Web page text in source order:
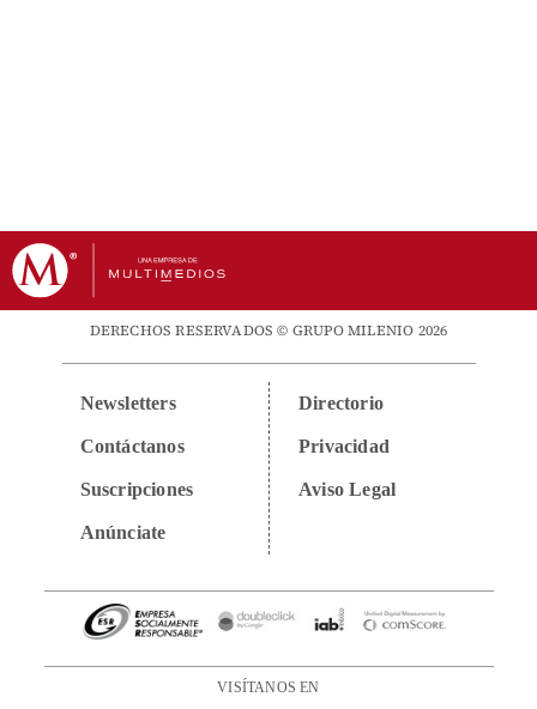
DERECHOS RESERVADOS © GRUPO MILENIO 2026
Newsletters
Contáctanos
Suscripciones
Anúnciate
Directorio
Privacidad
Aviso Legal
VISÍTANOS EN